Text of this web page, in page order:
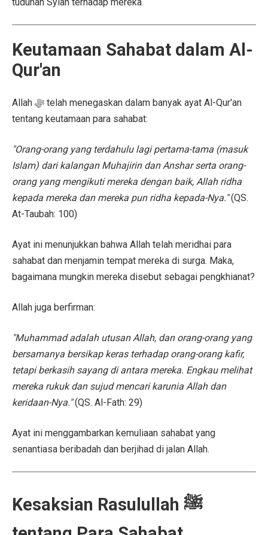
Keutamaan Sahabat dalam Al-
Qur'an
Allah ﷻ telah menegaskan dalam banyak ayat Al-Qur'an
tentang keutamaan para sahabat:
"Orang-orang yang terdahulu lagi pertama-tama (masuk
Islam) dari kalangan Muhajirin dan Anshar serta orang-
orang yang mengikuti mereka dengan baik, Allah ridha
kepada mereka dan mereka pun ridha kepada-Nya."(QS.
At-Taubah: 100)
Ayat ini menunjukkan bahwa Allah telah meridhai para
sahabat dan menjamin tempat mereka di surga. Maka,
bagaimana mungkin mereka disebut sebagai pengkhianat?
Allah juga berfirman:
"Muhammad adalah utusan Allah, dan orang-orang yang
bersamanya bersikap keras terhadap orang-orang kafir,
tetapi berkasih sayang di antara mereka. Engkau melihat
mereka rukuk dan sujud mencari karunia Allah dan
keridaan-Nya."(QS. Al-Fath: 29)
Ayat ini menggambarkan kemuliaan sahabat yang
senantiasa beribadah dan berjihad di jalan Allah.
Kesaksian Rasulullah ﷺ